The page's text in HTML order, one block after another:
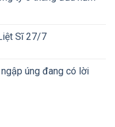
Sĩ 27/7
úng đang có lời